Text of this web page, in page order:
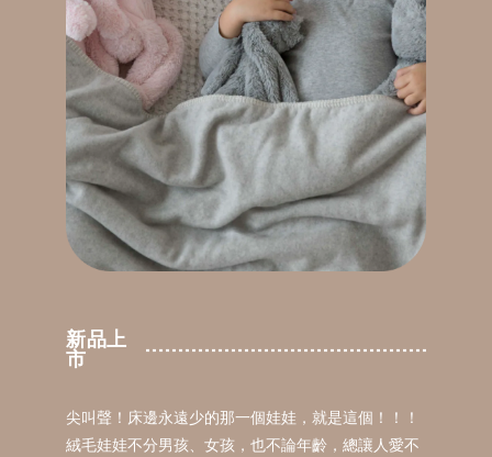
新品上
市
尖叫聲！床邊永遠少的那一個娃娃，就是這個！！！
絨毛娃娃不分男孩、女孩，也不論年齡，總讓人愛不